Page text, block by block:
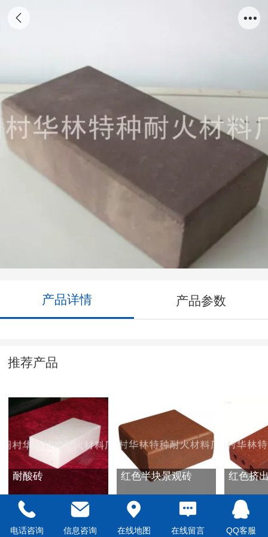
产品详情 产品参数
推荐产品
耐酸砖 红色半块景观砖 红色挤
电话咨询 信息咨询 在线地图 在线留言 QQ客服